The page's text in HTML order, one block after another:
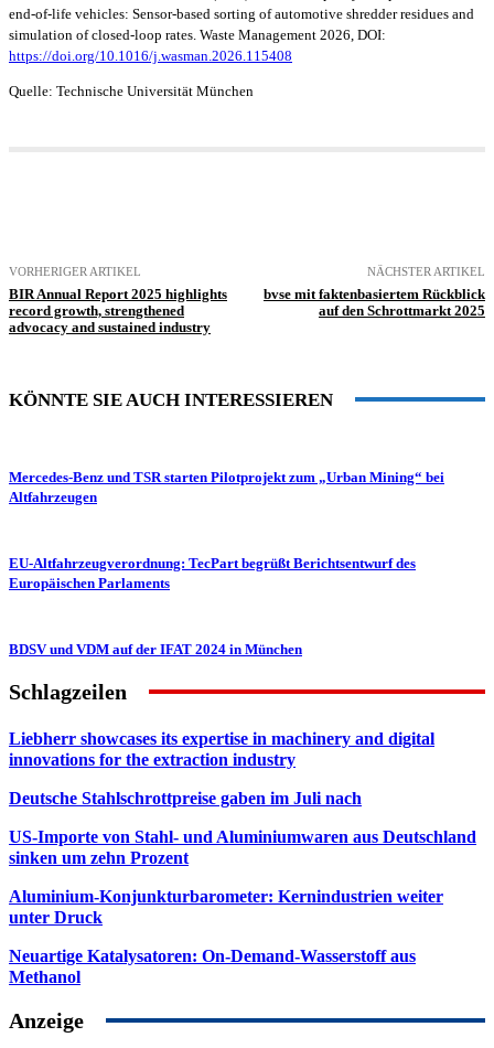
end-of-life vehicles: Sensor-based sorting of automotive shredder residues and
simulation of closed-loop rates. Waste Management 2026, DOI:
https://doi.org/10.1016/j.wasman.2026.115408
Quelle: Technische Universität München
VORHERIGER ARTIKEL
BIR Annual Report 2025 highlights
record growth, strengthened
advocacy and sustained industry
NÄCHSTER ARTIKEL
bvse mit faktenbasiertem Rückblick
auf den Schrottmarkt 2025
KÖNNTE SIE AUCH INTERESSIEREN
Mercedes-Benz und TSR starten Pilotprojekt zum „Urban Mining“ bei
Altfahrzeugen
EU-Altfahrzeugverordnung: TecPart begrüßt Berichtsentwurf des
Europäischen Parlaments
BDSV und VDM auf der IFAT 2024 in München
Schlagzeilen
Liebherr showcases its expertise in machinery and digital
innovations for the extraction industry
Deutsche Stahlschrottpreise gaben im Juli nach
US-Importe von Stahl- und Aluminiumwaren aus Deutschland
sinken um zehn Prozent
Aluminium-Konjunkturbarometer: Kernindustrien weiter
unter Druck
Neuartige Katalysatoren: On-Demand-Wasserstoff aus
Methanol
Anzeige